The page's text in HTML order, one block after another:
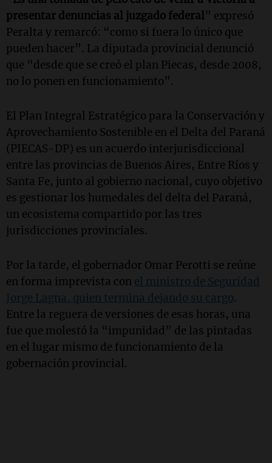
presentar denuncias al juzgado federal” expresó
Peralta y remarcó: “como si fuera lo único que
pueden hacer”. La diputada provincial denunció
que “desde que se creó el plan Piecas, desde 2008,
no lo ponen en funcionamiento”.
El Plan Integral Estratégico para la Conservación y
Aprovechamiento Sostenible en el Delta del Paraná
(PIECAS-DP) es un acuerdo interjurisdiccional
entre las provincias de Buenos Aires, Entre Ríos y
Santa Fe, junto al gobierno nacional, cuyo objetivo
es gestionar los humedales del delta del Paraná,
un ecosistema compartido por las tres
jurisdicciones provinciales.
Por la tarde, el gobernador Omar Perotti se reúne
en forma imprevista con el ministro de Seguridad
Jorge Lagna, quien termina dejando su cargo.
Entre la reguera de versiones de esas horas, una
fue que molestó la “impunidad” de las pintadas
en el lugar mismo de funcionamiento de la
gobernación provincial.